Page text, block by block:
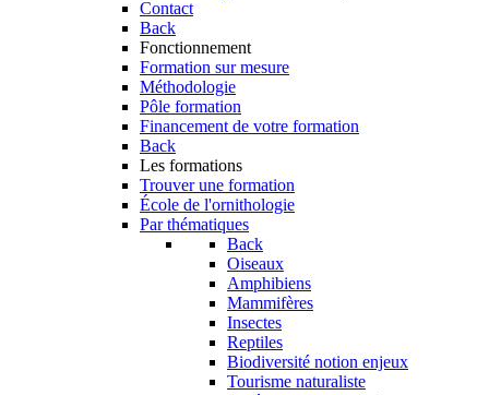
Contact
Back
Fonctionnement
Formation sur mesure
Méthodologie
Pôle formation
Financement de votre formation
Back
Les formations
Trouver une formation
École de l'ornithologie
Par thématiques
Back
Oiseaux
Amphibiens
Mammifères
Insectes
Reptiles
Biodiversité notion enjeux
Tourisme naturaliste